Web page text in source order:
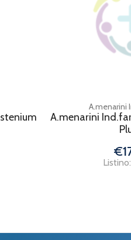
A.menarini
A.menarini